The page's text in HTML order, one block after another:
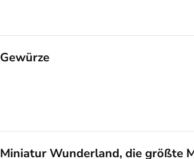
Gewürze
Miniatur Wunderland, die größte